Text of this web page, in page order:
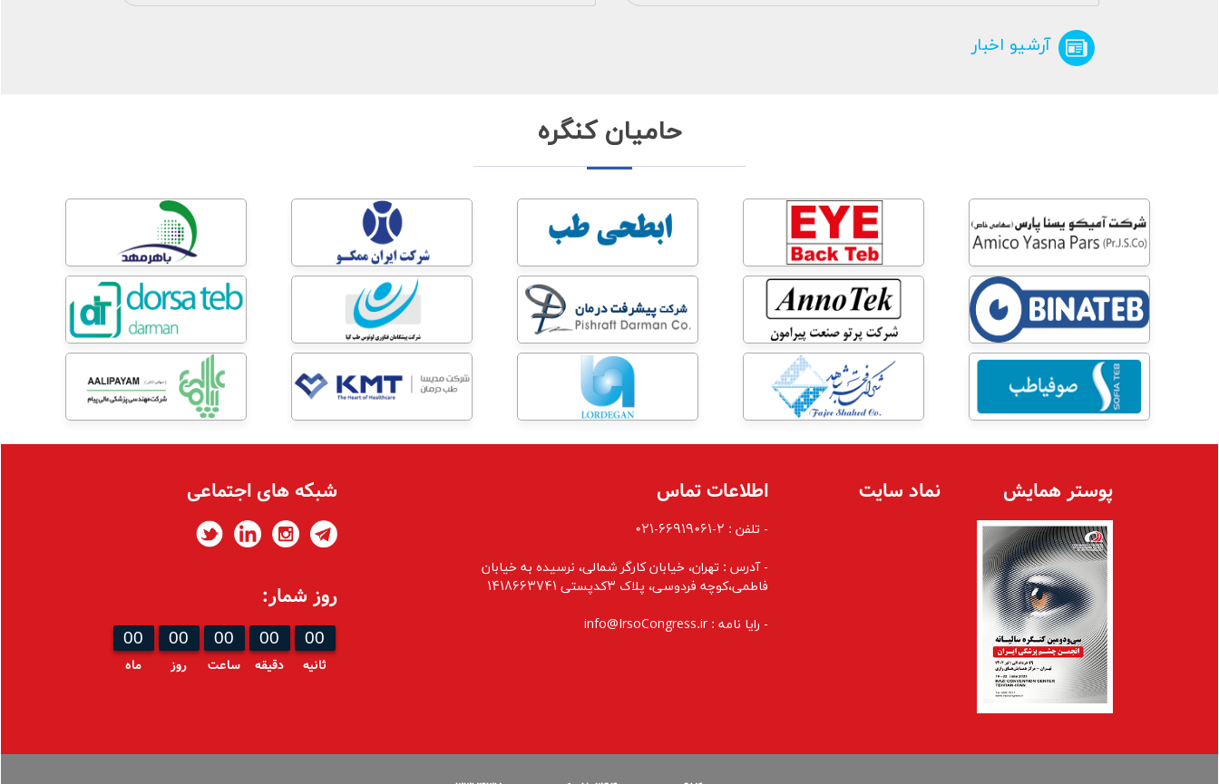
آرشیو اخبار
حامیان کنگره
پوستر همایش نماد سايت اطلاعات تماس
- تلفن : 2-66919061-021
- آدرس : تهران، خيابان کارگر شمالی، نرسيده به خيابان
فاطمی،کوچه فردوسی، پلاک 3کدپستی 1418663741
- رایا نامه : info@IrsoCongress.ir
شبکه های اجتماعی
روز شمار:
00
ماه
00
روز
00
ساعت
00
دقیقه
00
ثانیه